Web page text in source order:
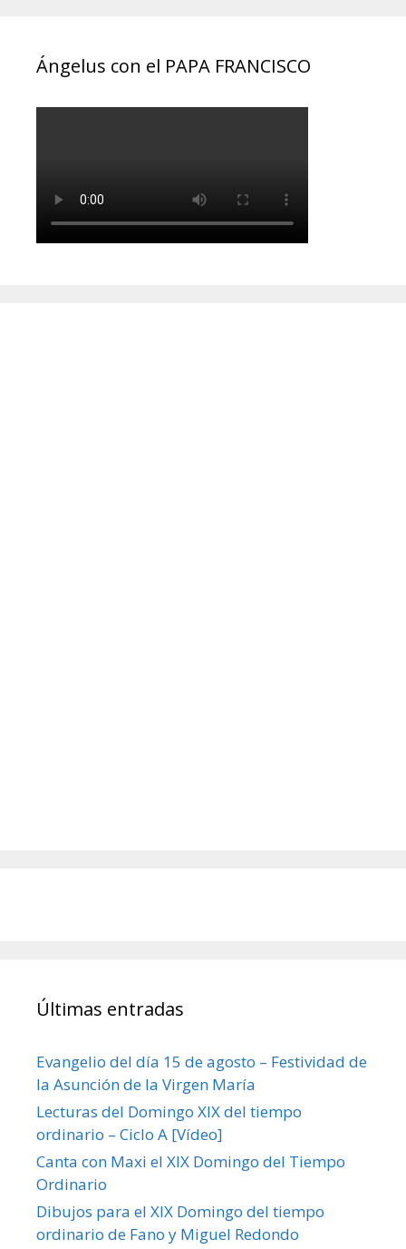
Ángelus con el PAPA FRANCISCO
Últimas entradas
Evangelio del día 15 de agosto – Festividad de
la Asunción de la Virgen María
Lecturas del Domingo XIX del tiempo
ordinario – Ciclo A [Vídeo]
Canta con Maxi el XIX Domingo del Tiempo
Ordinario
Dibujos para el XIX Domingo del tiempo
ordinario de Fano y Miguel Redondo